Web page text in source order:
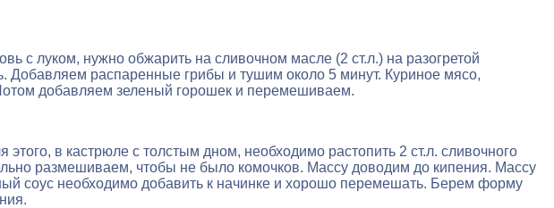
с луком, нужно обжарить на сливочном масле (2 ст.л.) на разогретой
Добавляем распаренные грибы и тушим около 5 минут. Куриное мясо,
добавляем зеленый горошек и перемешиваем.
в кастрюле с толстым дном, необходимо растопить 2 ст.л. сливочного
размешиваем, чтобы не было комочков. Массу доводим до кипения. Массу
соус необходимо добавить к начинке и хорошо перемешать. Берем форму